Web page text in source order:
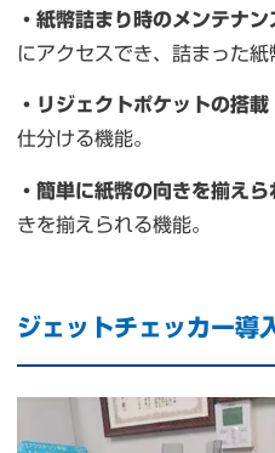
・紙幣詰まり時のメンテナン
にアクセスでき、詰まった紙
・リジェクトポケットの搭載
仕分ける機能。
・簡単に紙幣の向きを揃えら
きを揃えられる機能。
ジェットチェッカー導